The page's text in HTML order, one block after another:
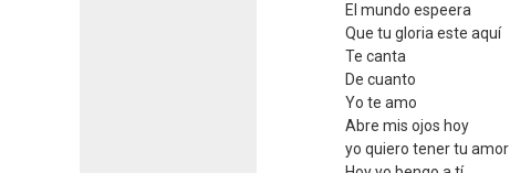
El mundo espeera
Que tu gloria este aquí
Te canta
De cuanto
Yo te amo
Abre mis ojos hoy
yo quiero tener tu amor